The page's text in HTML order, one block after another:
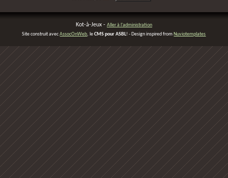
Kot-à-Jeux - Aller à l'administration
Site construit avecAssocOnWeb, leCMS pour ASBL! - Design inspired from Nuviotemplates